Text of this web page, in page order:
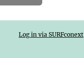
Log in via SURFconext